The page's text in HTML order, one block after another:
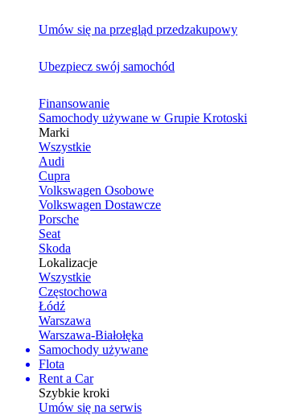
Umów się na przegląd przedzakupowy
Ubezpiecz swój samochód
Finansowanie
Samochody używane w Grupie Krotoski
Marki
Wszystkie
Audi
Cupra
Volkswagen Osobowe
Volkswagen Dostawcze
Porsche
Seat
Skoda
Lokalizacje
Wszystkie
Częstochowa
Łódź
Warszawa
Warszawa-Białołęka
Samochody używane
Flota
Rent a Car
Szybkie kroki
Umów się na serwis